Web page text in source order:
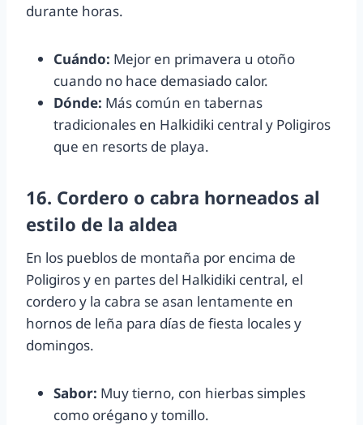
durante horas.
Cuándo: Mejor en primavera u otoño
cuando no hace demasiado calor.
Dónde: Más común en tabernas
tradicionales en Halkidiki central y Poligiros
que en resorts de playa.
16. Cordero o cabra horneados al
estilo de la aldea
En los pueblos de montaña por encima de
Poligiros y en partes del Halkidiki central, el
cordero y la cabra se asan lentamente en
hornos de leña para días de fiesta locales y
domingos.
Sabor: Muy tierno, con hierbas simples
como orégano y tomillo.